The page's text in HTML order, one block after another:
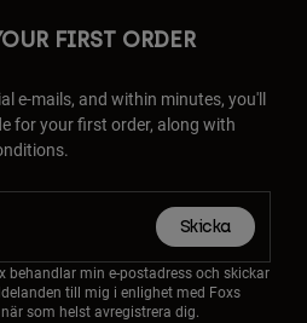
FIRST ORDER
e-mails, and within minutes, you'll
for your first order, along with
Skicka
behandlar min e-postadress och skickar
till mig i enlighet med Foxs
som helst avregistrera dig.